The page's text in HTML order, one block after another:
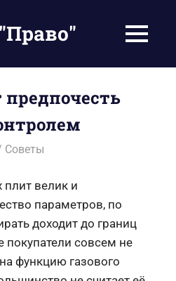
МЕНЮ
Советы
плит велик и
параметров, по
доходит до границ
покупатели совсем не
функцию газового